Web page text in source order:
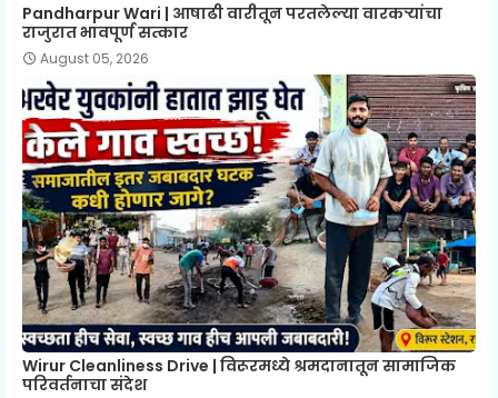
Pandharpur Wari | आषाढी वारीतून परतलेल्या वारकऱ्यांचा
राजुरात भावपूर्ण सत्कार
August 05, 2026
Wirur Cleanliness Drive | विरूरमध्ये श्रमदानातून सामाजिक
परिवर्तनाचा संदेश